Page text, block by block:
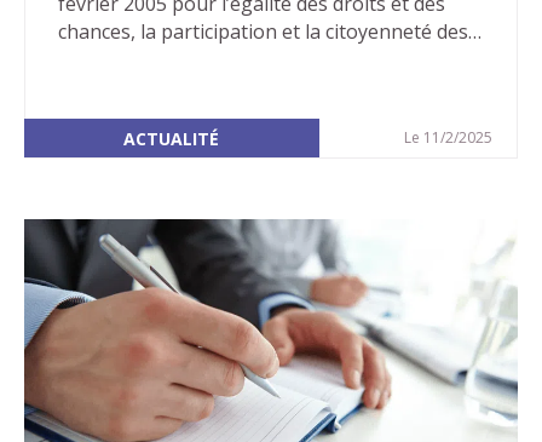
chances, la participation et la citoyenneté des
et apportait de nombreuses évolutions dans la
prise en compte du handicap et la recherche
convention relative aux droits des personnes
handicapées, par la France, qui réaffirme les
droits humains issus des textes de la
Déclaration universelle des droits de l’homme
et interdit les discriminations fondées sur le
handicap.
ACTUALITÉ Le 11/2/2025